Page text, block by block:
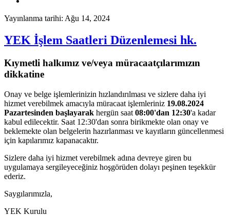
Yayınlanma tarihi: Ağu 14, 2024
YEK İşlem Saatleri Düzenlemesi hk.
Kıymetli halkımız ve/veya müracaatçılarımızın
dikkatine
Onay ve belge işlemlerinizin hızlandırılması ve sizlere daha iyi
hizmet verebilmek amacıyla müracaat işlemleriniz 19.08.2024
Pazartesinden başlayarak hergün saat 08:00'dan 12:30'a kadar
kabul edilecektir. Saat 12:30'dan sonra birikmekte olan onay ve
beklemekte olan belgelerin hazırlanması ve kayıtların güncellenmesi
için kapılarımız kapanacaktır.
Sizlere daha iyi hizmet verebilmek adına devreye giren bu
uygulamaya sergileyeceğiniz hoşgörüden dolayı peşinen teşekkür
ederiz.
Saygılarımızla,
YEK Kurulu